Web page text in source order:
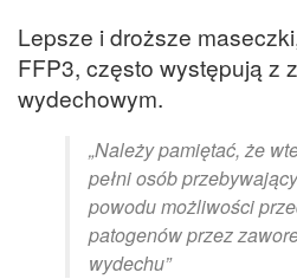
Lepsze i droższe
FFP3, często występują z
wydechowym.
„Należy pamiętać, że
pełni osób
powodu możliwości
patogenów przez
wydechu”